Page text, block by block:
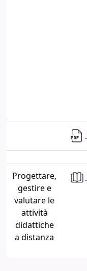
Progettare,
gestire e
valutare le
attività
didattiche
a distanza